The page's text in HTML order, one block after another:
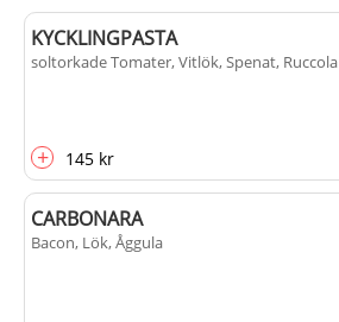
KYCKLINGPASTA
soltorkade Tomater, Vitlök, Spenat, Ruccola
+ 145 kr
CARBONARA
Bacon, Lök, Åggula